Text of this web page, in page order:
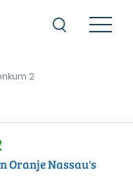
2
Oranje Nassau's